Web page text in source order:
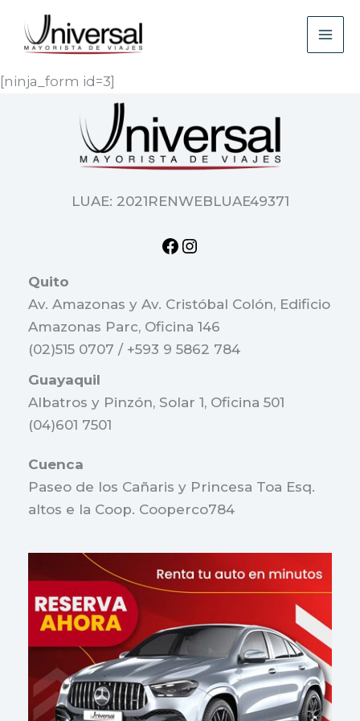
contenido
[ninja_form id=3]
LUAE: 2021RENWEBLUAE49371
Quito
Av. Amazonas y Av. Cristóbal Colón, Edificio
Amazonas Parc, Oficina 146
(02)515 0707 / +593 9 5862 784
Guayaquil
Albatros y Pinzón, Solar 1, Oficina 501
(04)601 7501
Cuenca
Paseo de los Cañaris y Princesa Toa Esq.
altos e la Coop. Cooperco784